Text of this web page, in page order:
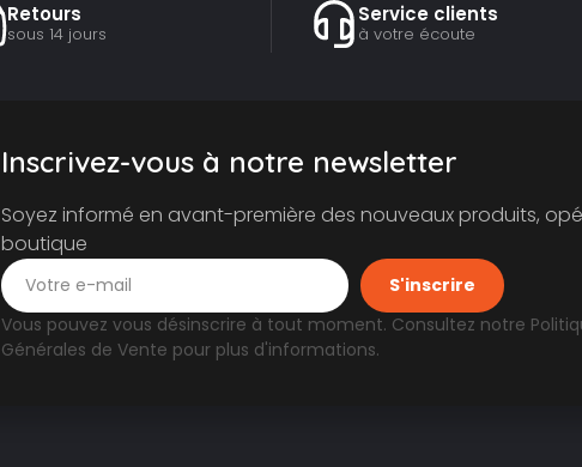
Retours
sous 14 jours
Service clients
à votre écoute
Inscrivez-vous à notre newsletter
Soyez informé en avant-première des nouveaux produits,
boutique
Vous pouvez vous désinscrire à tout moment. Consultez notre
Générales de Vente pour plus d'informations.